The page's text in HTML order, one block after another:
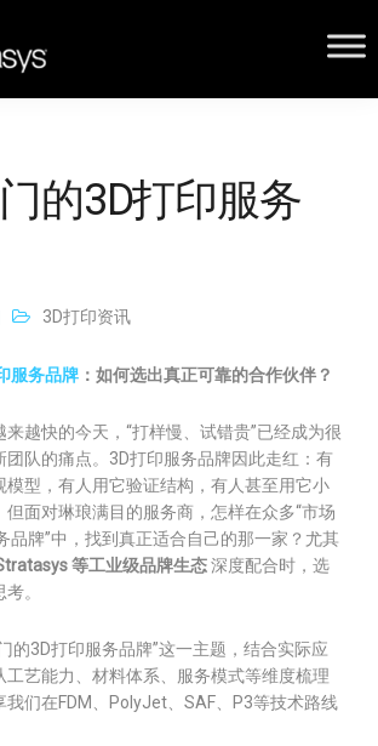
的3D打印服务
3D打印资讯
服务品牌 ：如何选出真正可靠的合作伙伴？
越快的今天，“打样慢、试错贵”已经成为很
团队的痛点。3D打印服务品牌因此走红：有
模型，有人用它验证结构，有人甚至用它小
面对琳琅满目的服务商，怎样在众多“市场
品牌”中，找到真正适合自己的那一家？尤其
等工业级品牌生态深度配合时，选
。
的3D打印服务品牌”这一主题，结合实际应
工艺能力、材料体系、服务模式等维度梳理
我们在FDM、PolyJet、SAF、P3等技术路线